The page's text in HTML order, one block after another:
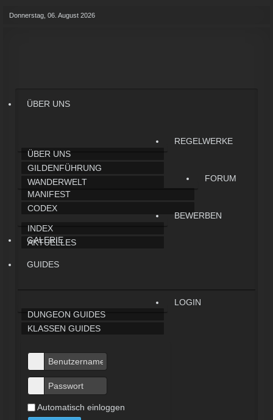
Donnerstag, 06. August 2026
ÜBER UNS
ÜBER UNS
GILDENFÜHRUNG
WANDERWELT
REGELWERKE
MANIFEST
CODEX
FORUM
INDEX
AKTUELLES
BEWERBEN
GALERIE
GUIDES
DUNGEON GUIDES
KLASSEN GUIDES
LOGIN
Automatisch einloggen